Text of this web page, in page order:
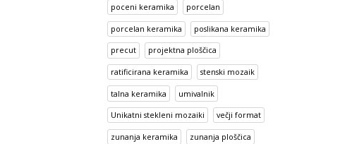
poceni keramika porcelan
porcelan keramika poslikana keramika
precut projektna ploščica
ratificirana keramika stenski mozaik
talna keramika umivalnik
Unikatni stekleni mozaiki večji format
zunanja keramika zunanja ploščica